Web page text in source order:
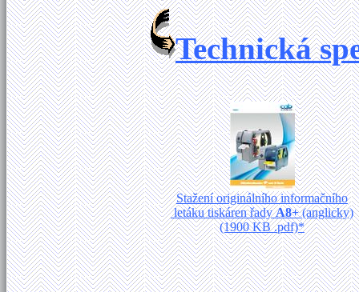
Technická
Stažení originálního informačního
letáku tiskáren řadyA8+(anglicky)
(1900 KB .pdf)*